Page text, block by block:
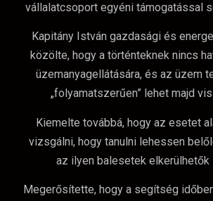
vállalatcsoport egyéni támogatással
Kapitány István gazdasági és
közölte, hogy a történteknek nincs
üzemanyagellátására, és az üzem
„folyamatszerűen” lehet majd
Kiemelte továbbá, hogy az esetet
vizsgálni, hogy tanulni lehessen
az ilyen balesetek elkerülhetők
Megerősítette, hogy a segítség